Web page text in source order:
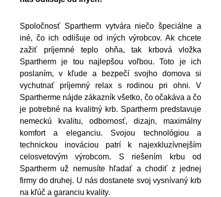
Spoločnosť Spartherm vytvára niečo špeciálne a
iné, čo ich odlišuje od iných výrobcov. Ak chcete
zažiť príjemné teplo ohňa, tak krbová vložka
Spartherm je tou najlepšou voľbou. Toto je ich
poslaním, v kľude a bezpečí svojho domova si
vychutnať príjemný relax s rodinou pri ohni. V
Spartherme nájde zákazník všetko, čo očakáva a čo
je potrebné na kvalitný krb. Spartherm predstavuje
nemeckú kvalitu, odbornosť, dizajn, maximálny
komfort a eleganciu. Svojou technológiou a
technickou inováciou patrí k najexkluzívnejším
celosvetovým výrobcom. S riešením krbu od
Spartherm už nemusíte hľadať a chodiť z jednej
firmy do druhej. U nás dostanete svoj vysnívaný krb
na kľúč a garanciu kvality.